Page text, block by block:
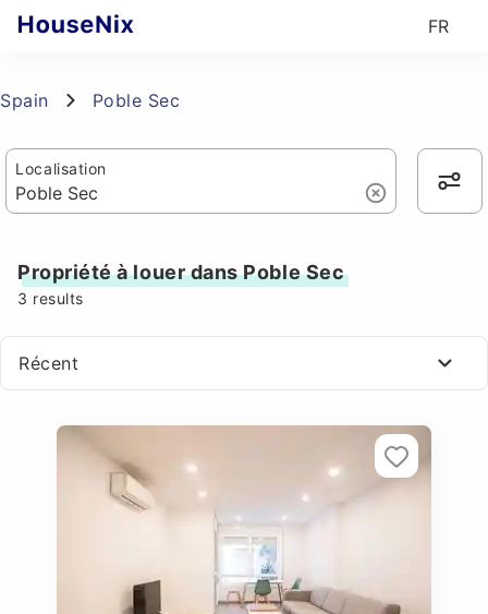
FR
Spain Poble Sec
Localisation
Propriété à louer dans Poble Sec
3 results
Récent